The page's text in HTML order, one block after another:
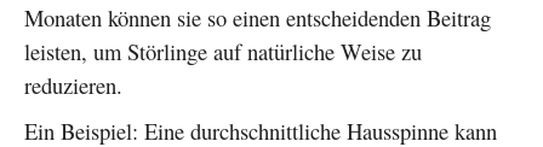
Monaten können sie so einen entscheidenden Beitrag
leisten, um Störlinge auf natürliche Weise zu
reduzieren.
Ein Beispiel: Eine durchschnittliche Hausspinne kann